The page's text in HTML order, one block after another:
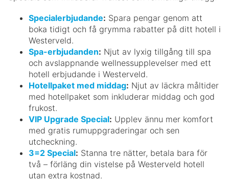
Specialerbjudande: Spara pengar genom att
boka tidigt och få grymma rabatter på ditt hotell i
Westerveld.
Spa-erbjudanden: Njut av lyxig tillgång till spa
och avslappnande wellnessupplevelser med ett
hotell erbjudande i Westerveld.
Hotellpaket med middag: Njut av läckra måltider
med hotellpaket som inkluderar middag och god
frukost.
VIP Upgrade Special: Upplev ännu mer komfort
med gratis rumuppgraderingar och sen
utcheckning.
3=2 Special: Stanna tre nätter, betala bara för
två – förläng din vistelse på Westerveld hotell
utan extra kostnad.